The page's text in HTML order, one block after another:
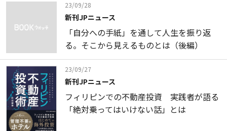
23/09/28
新刊JPニュース
「自分への手紙」を通して人生を振り返
る。そこから見えるものとは（後編）
23/09/27
新刊JPニュース
フィリピンでの不動産投資 実践者が語る
「絶対乗ってはいけない話」とは